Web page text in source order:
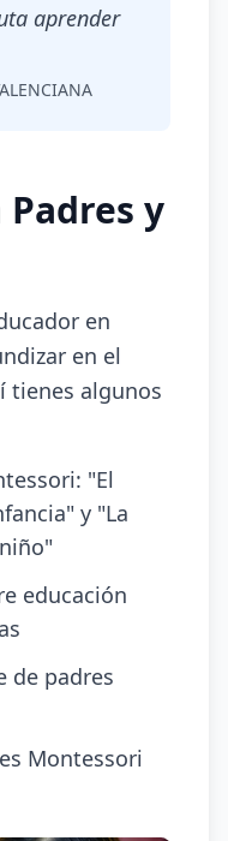
aprender
y
en
en el
tienes algunos
"El
y "La
educación
de padres
Montessori